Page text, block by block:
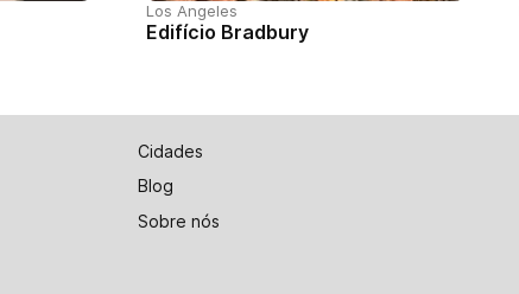
Los Angeles
Edifício Bradbury
Cidades
Blog
Sobre nós